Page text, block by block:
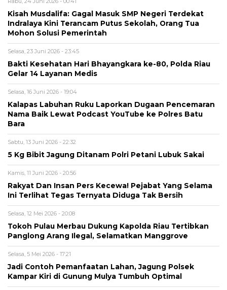
Kisah Musdalifa: Gagal Masuk SMP Negeri Terdekat
Indralaya Kini Terancam Putus Sekolah, Orang Tua
Mohon Solusi Pemerintah
Selasa, 23 Juni 2026 - 23:45
Bakti Kesehatan Hari Bhayangkara ke-80, Polda Riau
Gelar 14 Layanan Medis
Selasa, 16 Juni 2026 - 19:04
Kalapas Labuhan Ruku Laporkan Dugaan Pencemaran
Nama Baik Lewat Podcast YouTube ke Polres Batu
Bara
Sabtu, 13 Juni 2026 - 22:32
5 Kg Bibit Jagung Ditanam Polri Petani Lubuk Sakai
Kamis, 11 Juni 2026 - 20:56
Rakyat Dan Insan Pers Kecewa! Pejabat Yang Selama
Ini Terlihat Tegas Ternyata Diduga Tak Bersih
Selasa, 12 Mei 2026 - 20:08
Tokoh Pulau Merbau Dukung Kapolda Riau Tertibkan
Panglong Arang Ilegal, Selamatkan Manggrove
Selasa, 5 Mei 2026 - 17:21
Jadi Contoh Pemanfaatan Lahan, Jagung Polsek
Kampar Kiri di Gunung Mulya Tumbuh Optimal